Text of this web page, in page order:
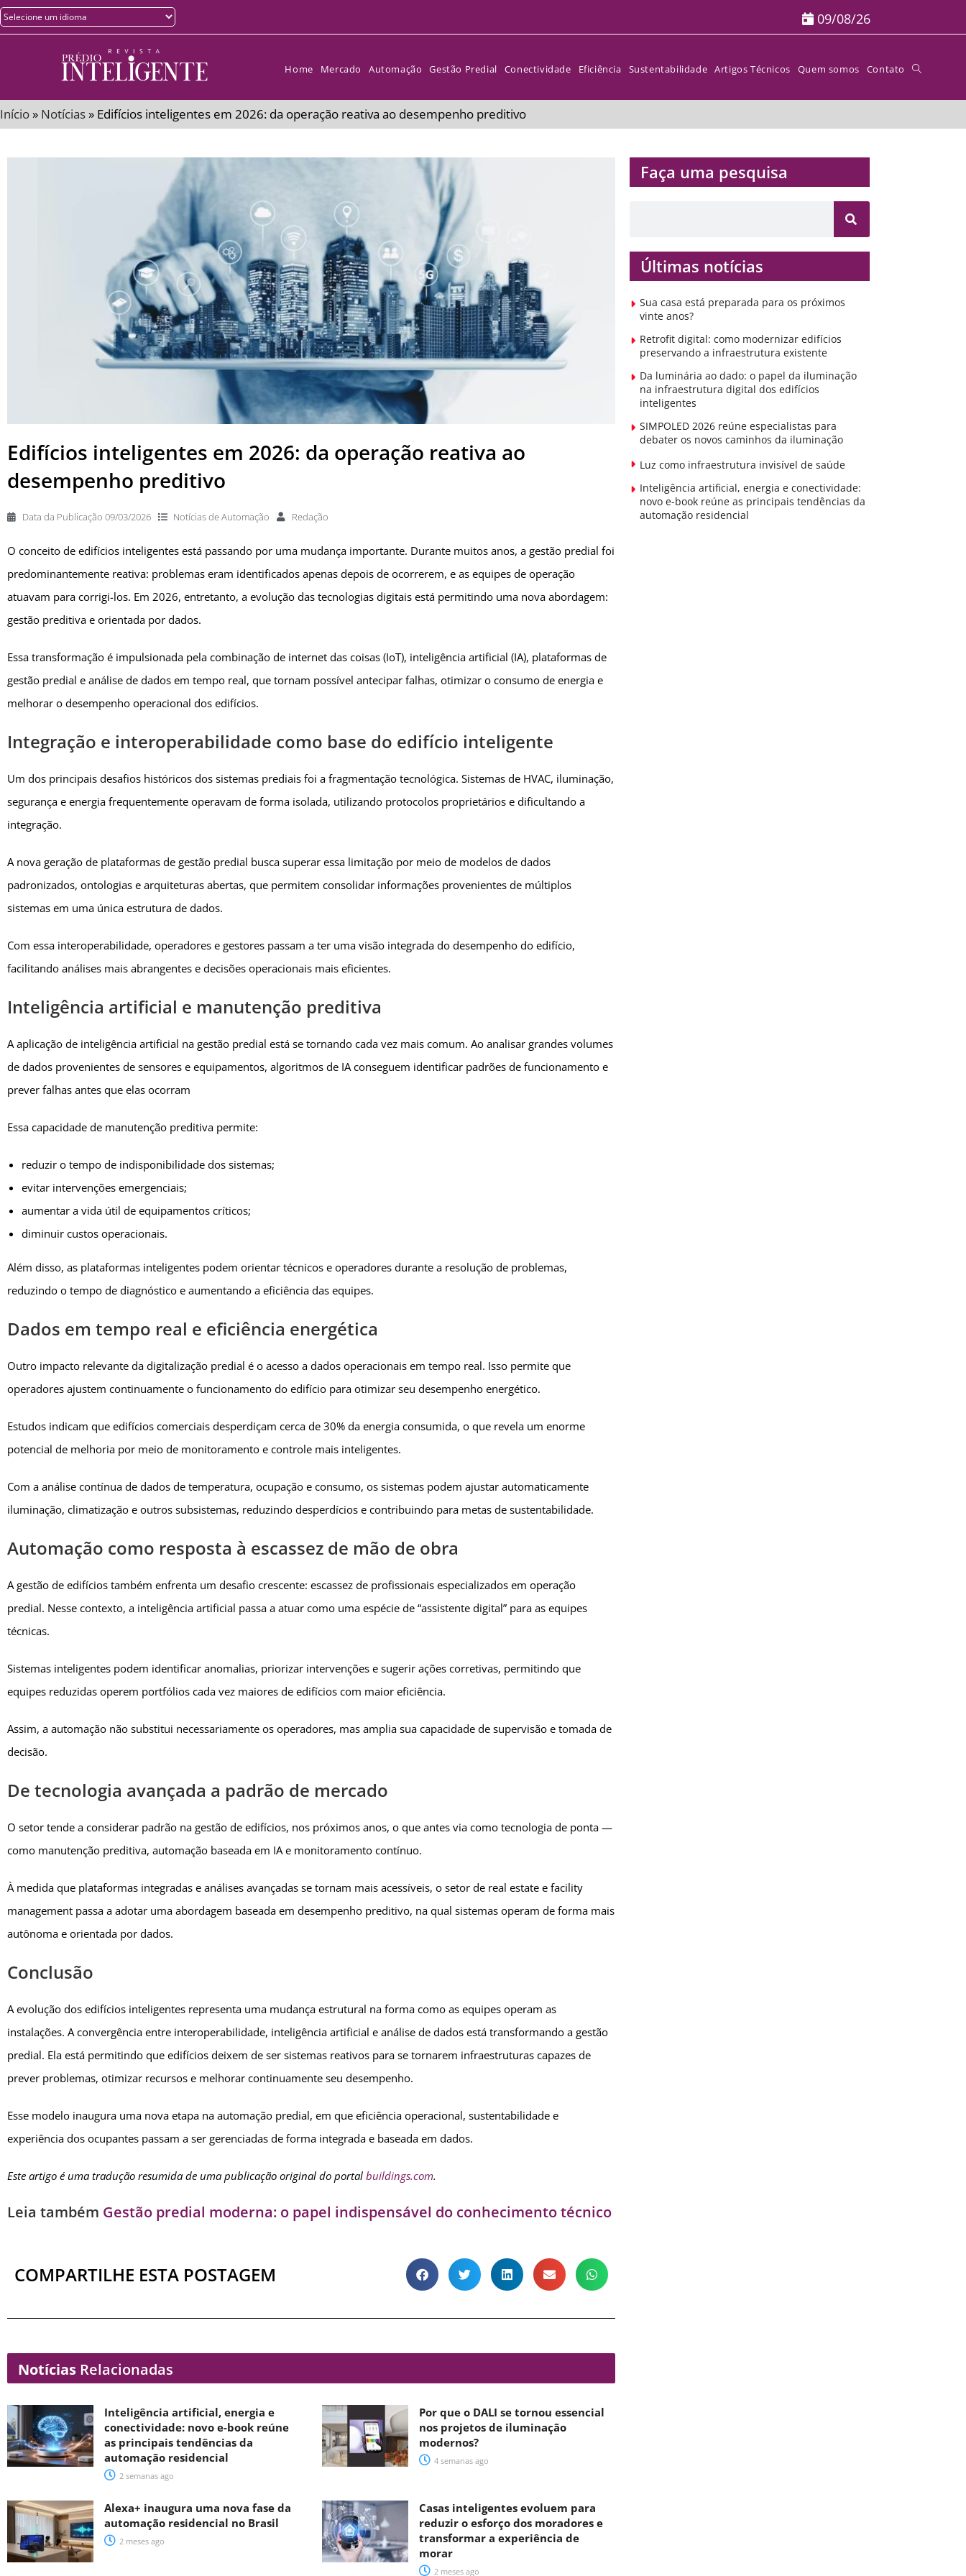
09/08/26
Home Mercado Automação Gestão Predial Conectividade Eficiência Sustentabilidade Artigos Técnicos Quem somos Contato
Início» Notícias» Edifícios inteligentes em 2026: da operação reativa ao desempenho preditivo
Edifícios inteligentes em 2026: da operação reativa ao
desempenho preditivo
Data da Publicação 09/03/2026 Notícias deAutomação Redação
O conceito de edifícios inteligentes está passando por uma mudança importante. Durante muitos anos, a gestão predial foi
predominantemente reativa: problemas eram identificados apenas depois de ocorrerem, e as equipes de operação
atuavam para corrigi-los. Em 2026, entretanto, a evolução das tecnologias digitais está permitindo uma nova abordagem:
gestão preditiva e orientada por dados.
Essa transformação é impulsionada pela combinação de internet das coisas (IoT), inteligência artificial (IA), plataformas de
gestão predial e análise de dados em tempo real, que tornam possível antecipar falhas, otimizar o consumo de energia e
melhorar o desempenho operacional dos edifícios.
Integração e interoperabilidade como base do edifício inteligente
Um dos principais desafios históricos dos sistemas prediais foi a fragmentação tecnológica. Sistemas de HVAC, iluminação,
segurança e energia frequentemente operavam de forma isolada, utilizando protocolos proprietários e dificultando a
integração.
A nova geração de plataformas de gestão predial busca superar essa limitação por meio de modelos de dados
padronizados, ontologias e arquiteturas abertas, que permitem consolidar informações provenientes de múltiplos
sistemas em uma única estrutura de dados.
Com essa interoperabilidade, operadores e gestores passam a ter uma visão integrada do desempenho do edifício,
facilitando análises mais abrangentes e decisões operacionais mais eficientes.
Inteligência artificial e manutenção preditiva
A aplicação de inteligência artificial na gestão predial está se tornando cada vez mais comum. Ao analisar grandes volumes
de dados provenientes de sensores e equipamentos, algoritmos de IA conseguem identificar padrões de funcionamento e
prever falhas antes que elas ocorram
Essa capacidade de manutenção preditiva permite:
reduzir o tempo de indisponibilidade dos sistemas;
evitar intervenções emergenciais;
aumentar a vida útil de equipamentos críticos;
diminuir custos operacionais.
Além disso, as plataformas inteligentes podem orientar técnicos e operadores durante a resolução de problemas,
reduzindo o tempo de diagnóstico e aumentando a eficiência das equipes.
Dados em tempo real e eficiência energética
Outro impacto relevante da digitalização predial é o acesso a dados operacionais em tempo real. Isso permite que
operadores ajustem continuamente o funcionamento do edifício para otimizar seu desempenho energético.
Estudos indicam que edifícios comerciais desperdiçam cerca de 30% da energia consumida, o que revela um enorme
potencial de melhoria por meio de monitoramento e controle mais inteligentes.
Com a análise contínua de dados de temperatura, ocupação e consumo, os sistemas podem ajustar automaticamente
iluminação, climatização e outros subsistemas, reduzindo desperdícios e contribuindo para metas de sustentabilidade.
Automação como resposta à escassez de mão de obra
A gestão de edifícios também enfrenta um desafio crescente: escassez de profissionais especializados em operação
predial. Nesse contexto, a inteligência artificial passa a atuar como uma espécie de “assistente digital” para as equipes
técnicas.
Sistemas inteligentes podem identificar anomalias, priorizar intervenções e sugerir ações corretivas, permitindo que
equipes reduzidas operem portfólios cada vez maiores de edifícios com maior eficiência.
Assim, a automação não substitui necessariamente os operadores, mas amplia sua capacidade de supervisão e tomada de
decisão.
De tecnologia avançada a padrão de mercado
O setor tende a considerar padrão na gestão de edifícios, nos próximos anos, o que antes via como tecnologia de ponta —
como manutenção preditiva, automação baseada em IA e monitoramento contínuo.
À medida que plataformas integradas e análises avançadas se tornam mais acessíveis, o setor de real estate e facility
management passa a adotar uma abordagem baseada em desempenho preditivo, na qual sistemas operam de forma mais
autônoma e orientada por dados.
Conclusão
A evolução dos edifícios inteligentes representa uma mudança estrutural na forma como as equipes operam as
instalações. A convergência entre interoperabilidade, inteligência artificial e análise de dados está transformando a gestão
predial. Ela está permitindo que edifícios deixem de ser sistemas reativos para se tornarem infraestruturas capazes de
prever problemas, otimizar recursos e melhorar continuamente seu desempenho.
Esse modelo inaugura uma nova etapa na automação predial, em que eficiência operacional, sustentabilidade e
experiência dos ocupantes passam a ser gerenciadas de forma integrada e baseada em dados.
Este artigo é uma tradução resumida de uma publicação original do portalbuildings.com.
Leia também Gestão predial moderna: o papel indispensável do conhecimento técnico
COMPARTILHE ESTA POSTAGEM
Notícias Relacionadas
Inteligência artificial, energia e
conectividade: novo e-book reúne
as principais tendências da
automação residencial
2 semanas ago
Por que o DALI se tornou essencial
nos projetos de iluminação
modernos?
4 semanas ago
Alexa+ inaugura uma nova fase da
automação residencial no Brasil
2 meses ago
Casas inteligentes evoluem para
reduzir o esforço dos moradores e
transformar a experiência de
morar
2 meses ago
Faça uma pesquisa​​
Últimas notícias
Sua casa está preparada para os próximos
vinte anos?
Retrofit digital: como modernizar edifícios
preservando a infraestrutura existente
Da luminária ao dado: o papel da iluminação
na infraestrutura digital dos edifícios
inteligentes
SIMPOLED 2026 reúne especialistas para
debater os novos caminhos da iluminação
Luz como infraestrutura invisível de saúde
Inteligência artificial, energia e conectividade:
novo e-book reúne as principais tendências da
automação residencial